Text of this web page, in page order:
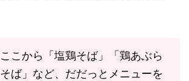
ここから「塩鶏そば」「鶏あぶら
そば」など、だだっとメニューを